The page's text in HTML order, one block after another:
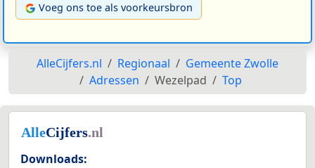
Voeg ons toe als voorkeursbron
AlleCijfers.nl Regionaal
Gemeente Zwolle
Adressen
Wezelpad Top
Downloads: